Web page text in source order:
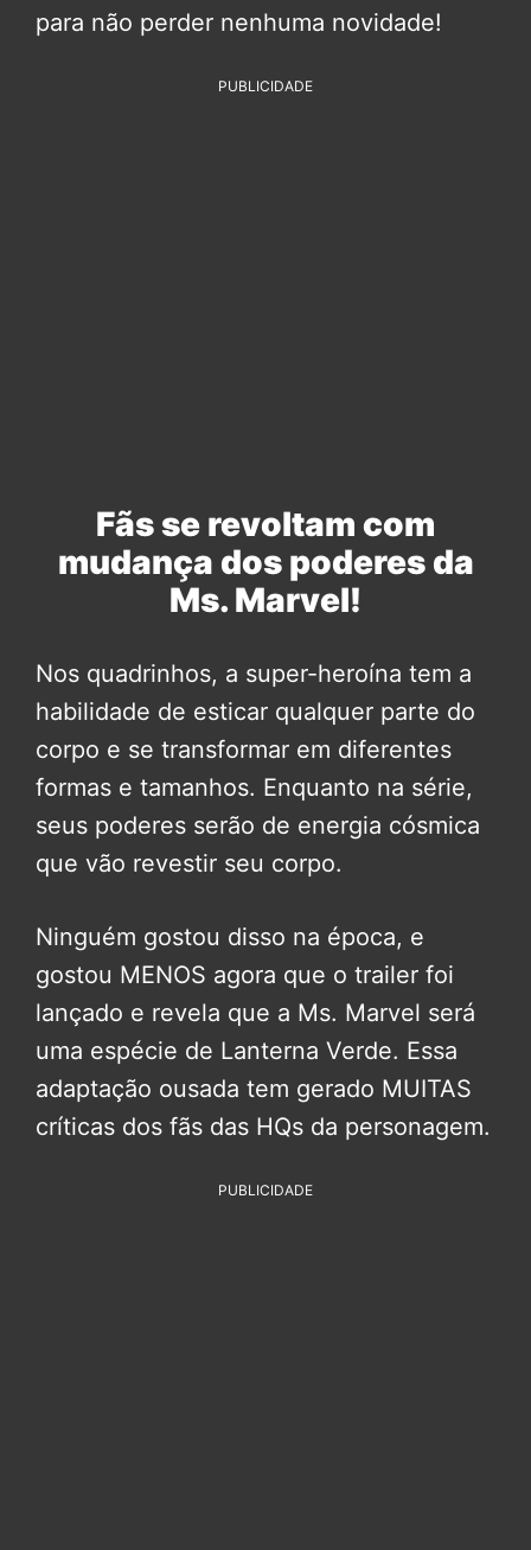
para não perder nenhuma novidade!
PUBLICIDADE
Fãs se revoltam com
mudança dos poderes da
Ms. Marvel!
Nos quadrinhos, a super-heroína tem a
habilidade de esticar qualquer parte do
corpo e se transformar em diferentes
formas e tamanhos. Enquanto na série,
seus poderes serão de energia cósmica
que vão revestir seu corpo.
Ninguém gostou disso na época, e
gostou MENOS agora que o trailer foi
lançado e revela que a Ms. Marvel será
uma espécie de Lanterna Verde. Essa
adaptação ousada tem gerado MUITAS
críticas dos fãs das HQs da personagem.
PUBLICIDADE